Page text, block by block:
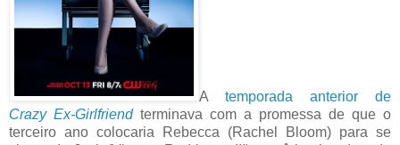
A temporada anterior de
Crazy Ex-Girlfriend terminava com a promessa de que o
terceiro ano colocaria Rebecca (Rachel Bloom) para se